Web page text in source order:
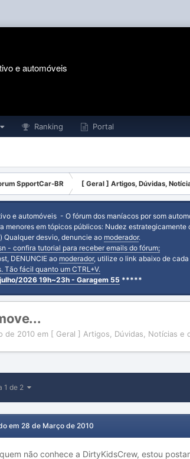
e automóveis
Ranking Portal
SpportCar-BR [ Geral ] Artigos, Dúvidas,
e automóveis - O fórum dos maníacos por som
menores em tópicos públicos: Nudez
Qualquer desvio, denuncie ao moderador.
- confira tutorial para receber emails do fórum;
DENUNCIE ao moderador, utilize o link abaixo de
fácil quanto um CTRL+V.
2026 19h~23h - Garagem 55 *****
de 2010 em [ Geral ] Artigos, Dúvidas, Notícias e
1 de 2
em 28 de Março de 2010
não conhece a DirtyKidsCrew, estou